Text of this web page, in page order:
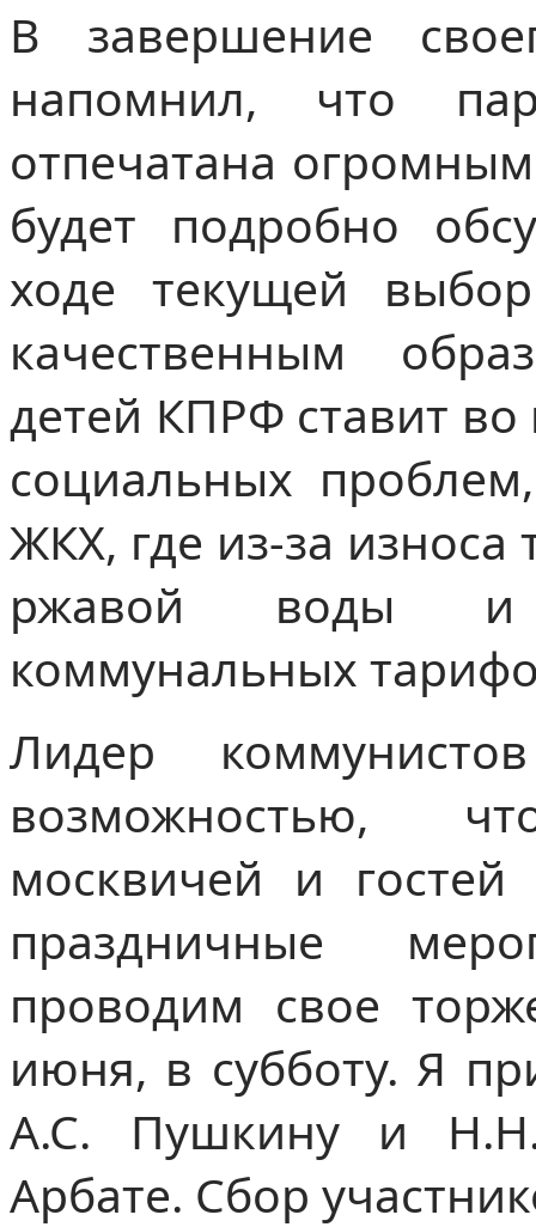
В завершение
напомнил, что
отпечатана
будет подробно
ходе текущей
качественным
детей КПРФ ставит во
социальных
ЖКХ, где из-за износа
ржавой воды и
коммунальных
Лидер
возможностью,
москвичей и
праздничные
проводим свое
июня, в субботу. Я
А.С. Пушкину и
Арбате. Сбор